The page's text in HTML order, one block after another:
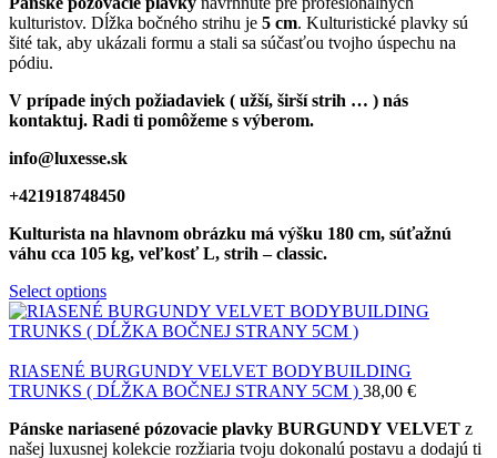
kulturistov. Dĺžka bočného strihu je 5 cm. Kulturistické plavky sú
šité tak, aby ukázali formu a stali sa súčasťou tvojho úspechu na
pódiu.
V prípade iných požiadaviek ( užší, širší strih … ) nás
kontaktuj. Radi ti pomôžeme s výberom.
info@luxesse.sk
+421918748450
Kulturista na hlavnom obrázku má výšku 180 cm, súťažnú
váhu cca 105 kg, veľkosť L, strih – classic.
Select options
RIASENÉ BURGUNDY VELVET BODYBUILDING
TRUNKS ( DĹŽKA BOČNEJ STRANY 5CM ) 38,00 €
Pánske nariasené pózovacie plavky BURGUNDY VELVET z
našej luxusnej kolekcie rozžiaria tvoju dokonalú postavu a dodajú ti